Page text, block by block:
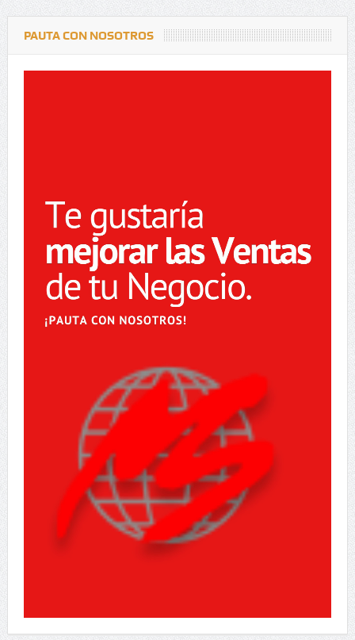
PAUTA CON NOSOTROS